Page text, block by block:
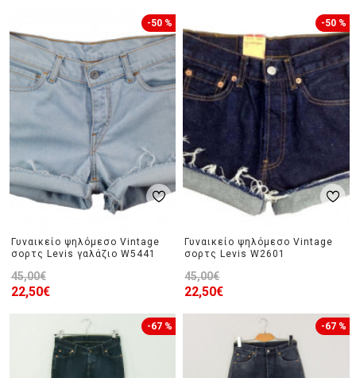
-50 %
Γυναικείο ψηλόμεσο Vintage
σορτς Levis γαλάζιο W5441
22,50€
45,00€
-50 %
Γυναικείο ψηλόμεσο Vintage
σορτς Levis W2601
22,50€
45,00€
-67 % -67 %